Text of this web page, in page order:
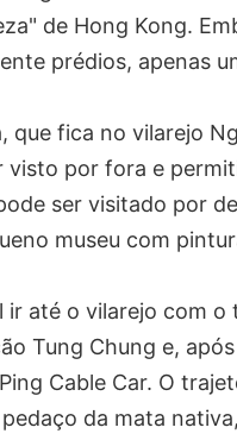
de Hong Kong.
prédios, apenas
que fica no vilarejo
visto por fora e
ser visitado por
museu com
ir até o vilarejo com
Tung Chung e,
Cable Car. O
da mata